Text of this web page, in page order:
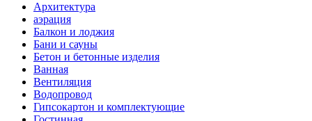
Архитектура
аэрация
Балкон и лоджия
Бани и сауны
Бетон и бетонные изделия
Ванная
Вентиляция
Водопровод
Гипсокартон и комплектующие